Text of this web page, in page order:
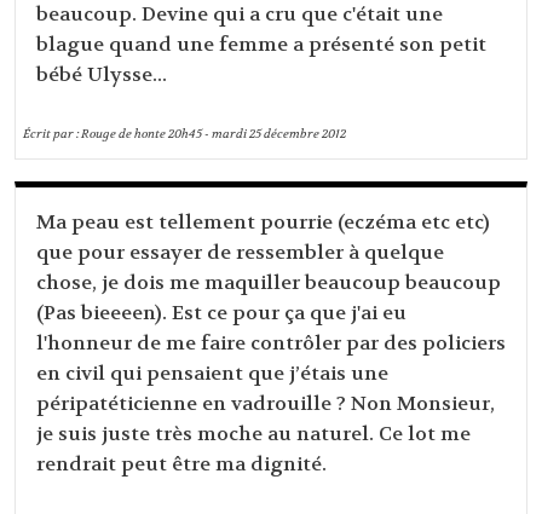
beaucoup. Devine qui a cru que c'était une
blague quand une femme a présenté son petit
bébé Ulysse...
Écrit par :Rouge de honte20h45-mardi 25décembre 2012
Ma peau est tellement pourrie (eczéma etc etc)
que pour essayer de ressembler à quelque
chose, je dois me maquiller beaucoup beaucoup
(Pas bieeeen). Est ce pour ça que j'ai eu
l'honneur de me faire contrôler par des policiers
en civil qui pensaient que j’étais une
péripatéticienne en vadrouille ? Non Monsieur,
je suis juste très moche au naturel. Ce lot me
rendrait peut être ma dignité.